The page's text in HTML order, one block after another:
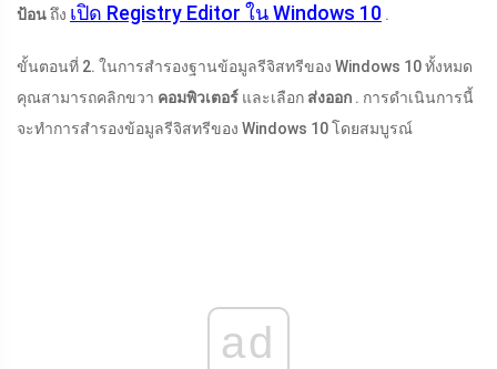
ป้อนถึง เปิด Registry Editor ใน Windows 10 .
ขั้นตอนที่ 2. ในการสำรองฐานข้อมูลรีจิสทรีของ Windows 10 ทั้งหมด
คุณสามารถคลิกขวา คอมพิวเตอร์ และเลือก ส่งออก . การดำเนินการนี้
จะทำการสำรองข้อมูลรีจิสทรีของ Windows 10 โดยสมบูรณ์
ad